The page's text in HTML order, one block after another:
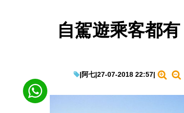
自駕遊乘客都
|阿七|27-07-2018 22:57|